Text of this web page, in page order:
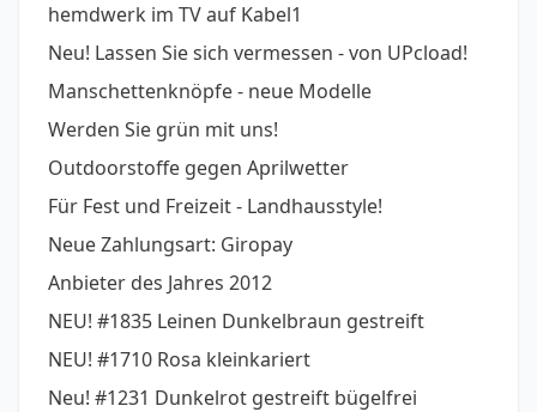
hemdwerk im TV auf Kabel1
Neu! Lassen Sie sich vermessen - von UPcload!
Manschettenknöpfe - neue Modelle
Werden Sie grün mit uns!
Outdoorstoffe gegen Aprilwetter
Für Fest und Freizeit - Landhausstyle!
Neue Zahlungsart: Giropay
Anbieter des Jahres 2012
NEU! #1835 Leinen Dunkelbraun gestreift
NEU! #1710 Rosa kleinkariert
Neu! #1231 Dunkelrot gestreift bügelfrei